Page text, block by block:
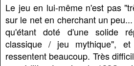
Le jeu en lui-même n'est pas
sur le net en cherchant un
qu'étant doté d'une solide
classique / jeu mythique",
ressentent beaucoup. Très